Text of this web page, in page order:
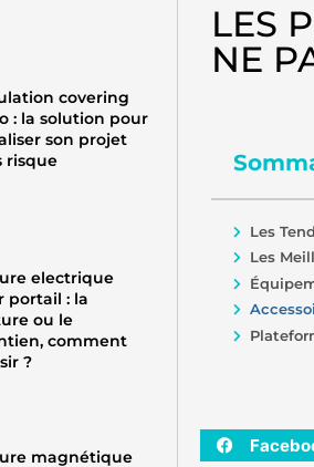
covering
: la solution pour
son projet
risque
electrique
portail : la
ou le
comment
?
magnétique
LES
NE
Les
Les